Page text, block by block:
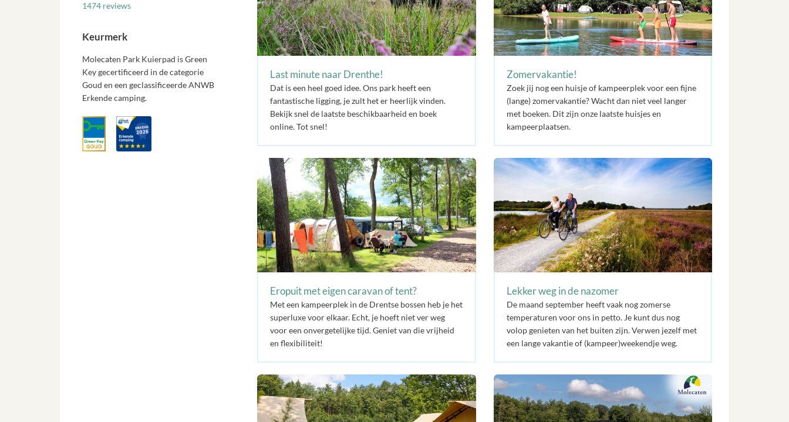
Last minute naar Drenthe!
Dat is een heel goed idee. Ons park heeft een
fantastische ligging, je zult het er heerlijk vinden.
Bekijk snel de laatste beschikbaarheid en boek
online. Tot snel!
Zomervakantie!
Zoek jij nog een huisje of kampeerplek voor een fijne
(lange) zomervakantie? Wacht dan niet veel langer
met boeken. Dit zijn onze laatste huisjes en
kampeerplaatsen.
Eropuit met eigen caravan of tent?
Met een kampeerplek in de Drentse bossen heb je het
superluxe voor elkaar. Echt, je hoeft niet ver weg
voor een onvergetelijke tijd. Geniet van die vrijheid
en flexibiliteit!
Lekker weg in de nazomer
De maand september heeft vaak nog zomerse
temperaturen voor ons in petto. Je kunt dus nog
volop genieten van het buiten zijn. Verwen jezelf met
een lange vakantie of (kampeer)weekendje weg.
1474 reviews
Keurmerk
Molecaten Park Kuierpad is Green
Key gecertificeerd in de categorie
Goud en een geclassificeerde ANWB
Erkende camping.